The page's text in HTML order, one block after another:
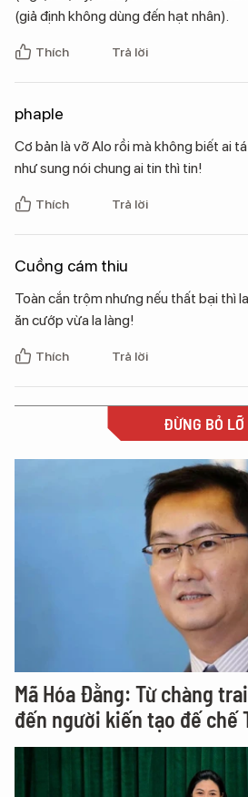
(giả định không dùng đến hạt nhân).
Thích Trả lời
phaple
Cơ bản là vỡ Alo rồi mà không biết ai
như sung nói chung ai tin thì tin!
Thích Trả lời
Cuồng cám thiu
Toàn cắn trộm nhưng nếu thất bại thì
ăn cướp vừa la làng!
Thích Trả lời
ĐỪNG BỎ LỠ
Mã Hóa Đằng: Từ chàng
đến người kiến tạo đế chế